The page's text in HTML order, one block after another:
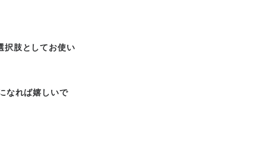
択肢としてお使い
なれば嬉しいで